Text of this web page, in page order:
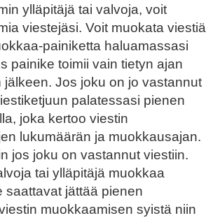
ylläpitäjä tai valvoja, voit
viestejäsi. Voit muokata viestiä
painiketta haluamassasi
painike toimii vain tietyn ajan
jälkeen. Jos joku on jo vastannut
palatessasi pienen
joka kertoo viestin
lukumäärän ja muokkausajan.
jos joku on vastannut viestiin.
tai ylläpitäjä muokkaa
saattavat jättää pienen
muokkaamisen syistä niin